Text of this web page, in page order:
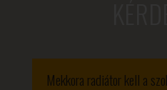
Mekkora radiátor kell a